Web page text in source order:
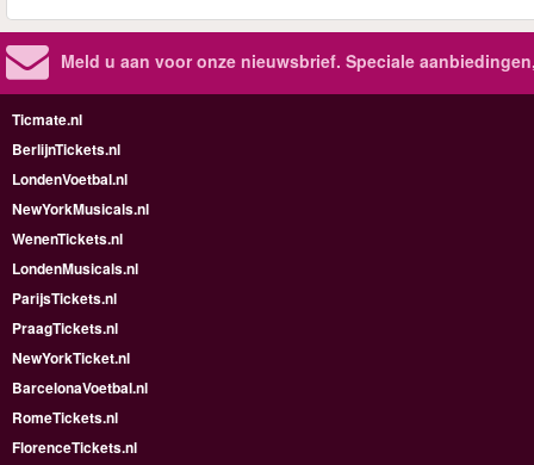
Meld u aan voor onze nieuwsbrief. Speciale
Ticmate.nl
BerlijnTickets.nl
LondenVoetbal.nl
NewYorkMusicals.nl
WenenTickets.nl
LondenMusicals.nl
ParijsTickets.nl
PraagTickets.nl
NewYorkTicket.nl
BarcelonaVoetbal.nl
RomeTickets.nl
FlorenceTickets.nl